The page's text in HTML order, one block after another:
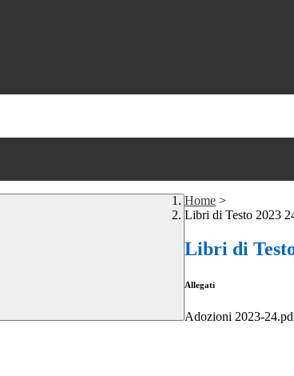
Home >
Libri di Testo 2023
Libri di
Allegati
Adozioni 2023-